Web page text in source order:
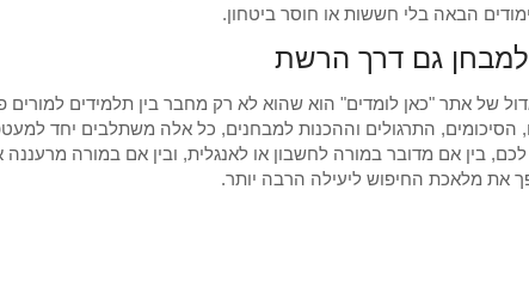
הבאה בלי חששות או חוסר ביטחון.
גם דרך הרשת
של אתר "כאן לומדים" הוא שהוא לא רק מחבר בין תלמידים
הסיכומים, התרגולים וההכנות למבחנים, כל אלה משתלבים יחד
לכם, בין אם מדובר במורה לחשבון או לאנגלית, ובין אם במורה
את מלאכת החיפוש ליעילה הרבה יותר.